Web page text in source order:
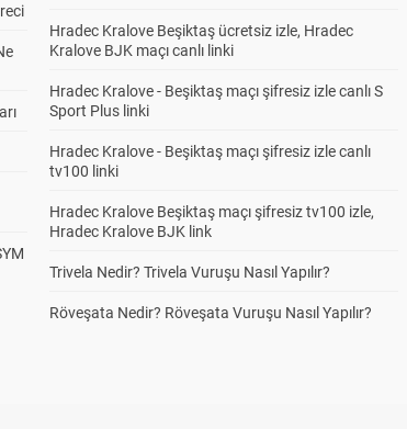
Hradec Kralove Beşiktaş ücretsiz izle, Hradec
Kralove BJK maçı canlı linki
Hradec Kralove - Beşiktaş maçı şifresiz izle canlı S
Sport Plus linki
Hradec Kralove - Beşiktaş maçı şifresiz izle canlı
tv100 linki
Hradec Kralove Beşiktaş maçı şifresiz tv100 izle,
Hradec Kralove BJK link
Trivela Nedir? Trivela Vuruşu Nasıl Yapılır?
Röveşata Nedir? Röveşata Vuruşu Nasıl Yapılır?